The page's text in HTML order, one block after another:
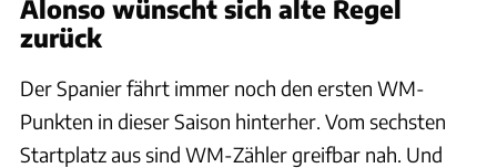
Alonso wünscht sich alte Regel
zurück
Der Spanier fährt immer noch den ersten WM-
Punkten in dieser Saison hinterher. Vom sechsten
Startplatz aus sind WM-Zähler greifbar nah. Und